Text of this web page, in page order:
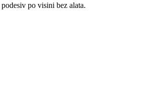
po visini bez alata.